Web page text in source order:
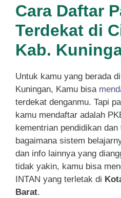
Cara Daftar
Terdekat di
Kab.
Untuk kamu yang berada
Kuningan, Kamu bisa
terdekat denganmu. Tapi
kamu mendaftar adalah
kementrian pendidikan
bagaimana sistem
dan info lainnya yang
tidak yakin, kamu bisa
INTAN yang terletak di
Barat.